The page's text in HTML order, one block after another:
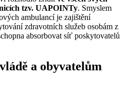
tzv. UAPOINTy. Smyslem
ambulancí je zajištění
zdravotních služeb osobám z
absorbovat síť poskytovatelů
a obyvatelům